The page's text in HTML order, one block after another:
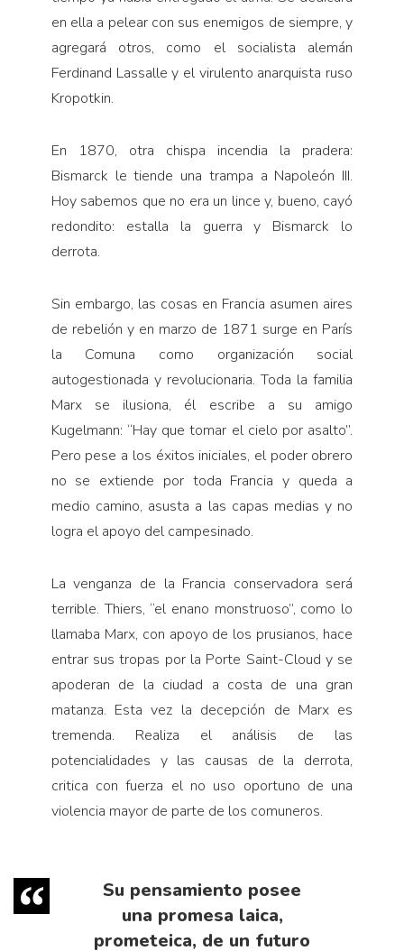
en ella a pelear con sus enemigos de siempre, y
agregará otros, como el socialista alemán
Ferdinand Lassalle y el virulento anarquista ruso
Kropotkin.
En 1870, otra chispa incendia la pradera:
Bismarck le tiende una trampa a Napoleón III.
Hoy sabemos que no era un lince y, bueno, cayó
redondito: estalla la guerra y Bismarck lo
derrota.
Sin embargo, las cosas en Francia asumen aires
de rebelión y en marzo de 1871 surge en París
la Comuna como organización social
autogestionada y revolucionaria. Toda la familia
Marx se ilusiona, él escribe a su amigo
Kugelmann: “Hay que tomar el cielo por asalto”.
Pero pese a los éxitos iniciales, el poder obrero
no se extiende por toda Francia y queda a
medio camino, asusta a las capas medias y no
logra el apoyo del campesinado.
La venganza de la Francia conservadora será
terrible. Thiers, “el enano monstruoso”, como lo
llamaba Marx, con apoyo de los prusianos, hace
entrar sus tropas por la Porte Saint-Cloud y se
apoderan de la ciudad a costa de una gran
matanza. Esta vez la decepción de Marx es
tremenda. Realiza el análisis de las
potencialidades y las causas de la derrota,
critica con fuerza el no uso oportuno de una
violencia mayor de parte de los comuneros.
Su pensamiento posee
una promesa laica,
prometeica, de un futuro